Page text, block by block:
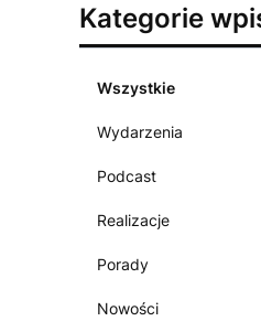
Kategorie
Wszystkie
Wydarzenia
Podcast
Realizacje
Porady
Nowości